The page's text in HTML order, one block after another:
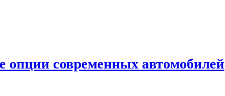
современных автомобилей